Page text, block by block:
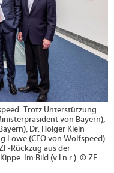
Trotz Unterstützung
von Bayern),
Dr. Holger Klein
Lowe (CEO von Wolfspeed)
Rückzug aus der
Im Bild (v.l.n.r.). © ZF